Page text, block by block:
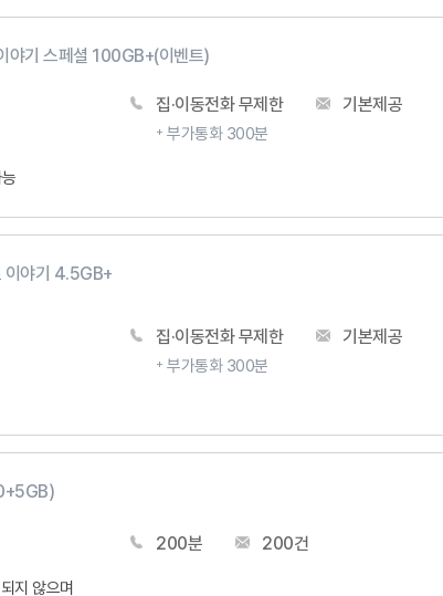
야기 스페셜 100GB+(이벤트)
집·이동전화 무제한
부가통화 300분
기본제공
이야기 4.5GB+
집·이동전화 무제한
부가통화 300분
기본제공
지 않으며
200분 200건